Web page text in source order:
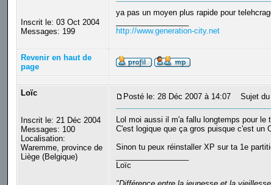
Inscrit le: 03 Oct 2004
Messages: 199
ya pas un moyen plus rapide pour
http://www.generation-city.net
Revenir en haut de
page
Loïc
Inscrit le: 21 Déc 2004
Messages: 100
Localisation:
Waremme, province de
Liège (Belgique)
Posté le: 28 Déc 2007 à 14:07 Sujet du
Lol moi aussi il m'a fallu longtemps pour
C'est logique que ça gros puisque c'est un
Sinon tu peux réinstaller XP sur ta 1e
Loïc